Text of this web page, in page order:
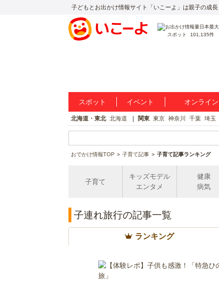
子どもとお出かけ情報サイト「いこーよ」は親子の成
スポット 101,135件
スポット イベント オンライ
北海道・東北 北海道 関東 東京 神奈川 千葉 埼玉
おでかけ情報TOP 子育て記事 子育て記事ランキング
子育て
キッズモデル
エンタメ
健康
病気
子連れ旅行の記事一覧
ランキング